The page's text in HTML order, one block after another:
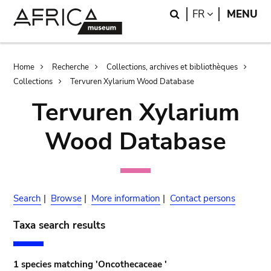
Search
FR LANGUAGE
MENU
Breadcrumb
Home Recherche
Collections, archives et bibliothèques
Collections
Tervuren Xylarium Wood Database
Tervuren Xylarium
Wood Database
Search | Browse | More information | Contact persons
Taxa search results
1 species matching 'Oncothecaceae '